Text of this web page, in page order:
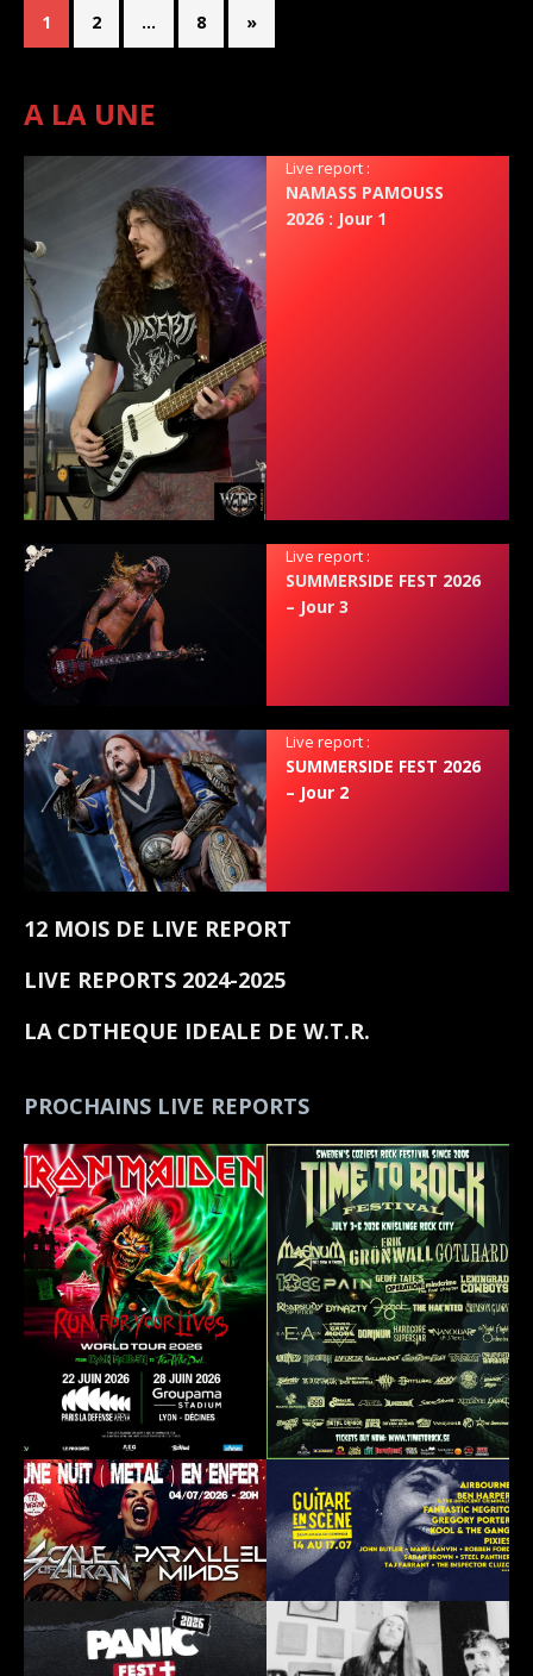
1 2 … 8 »
A LA UNE
Live report :
NAMASS PAMOUSS
2026 : Jour 1
Live report :
SUMMERSIDE FEST 2026
– Jour 3
Live report :
SUMMERSIDE FEST 2026
– Jour 2
12 MOIS DE LIVE REPORT
LIVE REPORTS 2024-2025
LA CDTHEQUE IDEALE DE W.T.R.
PROCHAINS LIVE REPORTS